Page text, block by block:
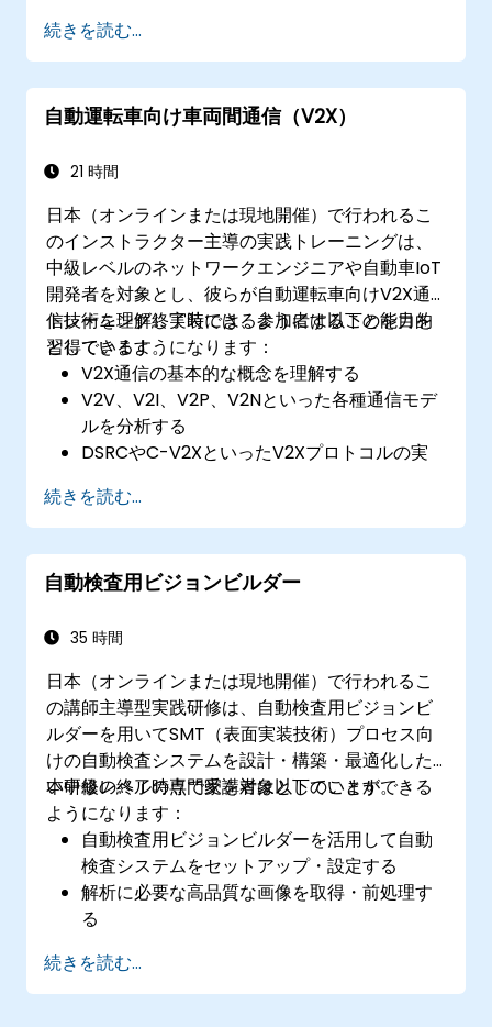
フュージョン技術を実装する。
自動運転性能を高めるべく、センサーの設置
位置や調整方法を最適化する。
続きを読む...
自動運転車向け車両間通信（V2X）
21 時間
日本（オンラインまたは現地開催）で行われるこ
のインストラクター主導の実践トレーニングは、
中級レベルのネットワークエンジニアや自動車IoT
開発者を対象とし、彼らが自動運転車向けV2X通
信技術を理解し実装できるようにすることを目的
としています。
トレーニング終了時には、参加者は以下の能力を
習得できるようになります：
V2X通信の基本的な概念を理解する
V2V、V2I、V2P、V2Nといった各種通信モデ
ルを分析する
DSRCやC-V2XといったV2Xプロトコルの実
ネットワーク接続型車両環境向けのシミュレ
ーション開発が可能になる
V2Xネットワークにおけるサイバーセキュリ
ティおよびプライバシーの課題に対応できる
続きを読む...
自動検査用ビジョンビルダー
35 時間
日本（オンラインまたは現地開催）で行われるこ
の講師主導型実践研修は、自動検査用ビジョンビ
ルダーを用いてSMT（表面実装技術）プロセス向
けの自動検査システムを設計・構築・最適化した
い中級レベルの専門家を対象としています。
本研修の終了時点で受講者は以下のことができる
ようになります：
自動検査用ビジョンビルダーを活用して自動
検査システムをセットアップ・設定する
解析に必要な高品質な画像を取得・前処理す
る
的判断を行う
検査レポートを生成しシステムパフォーマン
続きを読む...